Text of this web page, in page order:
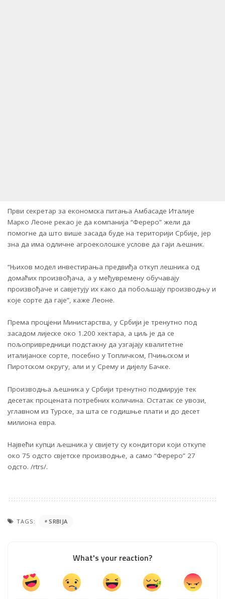
Први секретар за економска питања Амбасаде Италије
Марко Леоне рекао је да компанија “Фереро” жели да
помогне да што више засада буде на територији Србије, јер
зна да има одличне агроеколошке услове да гаји љешник.
“Њихов модел инвестирања предвиђа откуп лешника од
домаћих произвођача, а у међувремену обучавају
произвођаче и савјетују их како да побољшају производњу и
које сорте да гаје”, каже Леоне.
Према процјени Министарства, у Србији је тренутно под
засадом лијеске око 1.200 хектара, а циљ је да се
пољопривредници подстакну да узгајају квалитетне
италијанске сорте, посебно у Топличком, Пчињском и
Пиротском округу, али и у Срему и дијелу Бачке.
Производња љешника у Србији тренутно подмирује тек
десетак процената потребних количина. Остатак се увози,
углавном из Турске, за шта се годишње плати и до десет
милиона евра.
Највећи купци љешника у свијету су кондитори који откупе
око 75 одсто свјетске производње, а само “Фереро” 27
одсто. /rtrs/.
TAGS: SRBIJA
What's your reaction?